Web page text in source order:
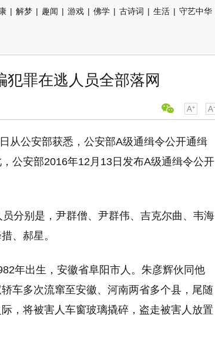
| 解梦 | 趣闻 | 游戏 | 佛学 | 古诗词 | 生活 | 守艺中华
犯罪在逃人员全部落网
从公安部获悉，公安部A级通缉令公开通缉
公安部2016年12月13日发布A级通缉令公开
分别是，尹群僧、尹群伟、吉克尔曲、韦海
、郝星。
年出生，安徽省阜阳市人。朱彦辉伙同他
车多次流窜至安徽、河南两省多个县，尾随
，将被害人车窗玻璃撬碎，盗走被害人放置